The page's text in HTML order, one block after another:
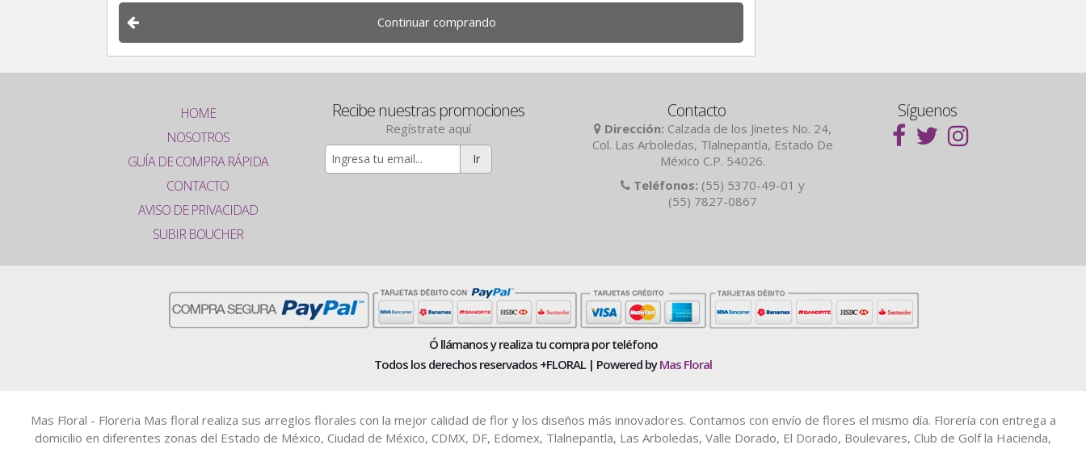
Continuar comprando
HOME
NOSOTROS
GUÍA DE COMPRA RÁPIDA
CONTACTO
AVISO DE PRIVACIDAD
SUBIR BOUCHER
Recibe nuestras promociones
Regístrate aquí
Ir
Contacto
Dirección: Calzada de los Jinetes No. 24,
Col. Las Arboledas, Tlalnepantla, Estado De
México C.P. 54026.
Teléfonos: (55) 5370-49-01 y
(55) 7827-0867
Síguenos
Ó llámanos y realiza tu compra por teléfono
Todos los derechos reservados +FLORAL | Powered byMas Floral
Mas Floral - Floreria Mas floral realiza sus arreglos florales con la mejor calidad de flor y los diseños más innovadores. Contamos con envío de flores el mismo día. Florería con entrega a
domicilio en diferentes zonas del Estado de México, Ciudad de México, CDMX, DF, Edomex, Tlalnepantla, Las Arboledas, Valle Dorado, El Dorado, Boulevares, Club de Golf la Hacienda,